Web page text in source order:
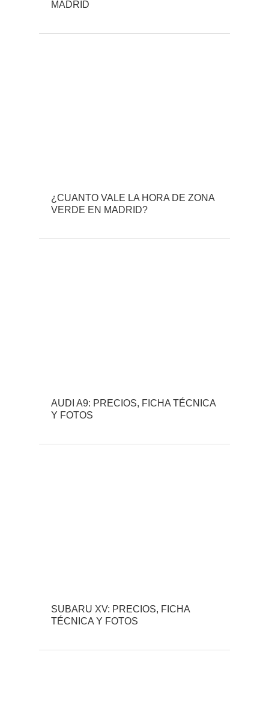
MADRID
¿CUANTO VALE LA HORA DE ZONA
VERDE EN MADRID?
AUDI A9: PRECIOS, FICHA TÉCNICA
Y FOTOS
SUBARU XV: PRECIOS, FICHA
TÉCNICA Y FOTOS